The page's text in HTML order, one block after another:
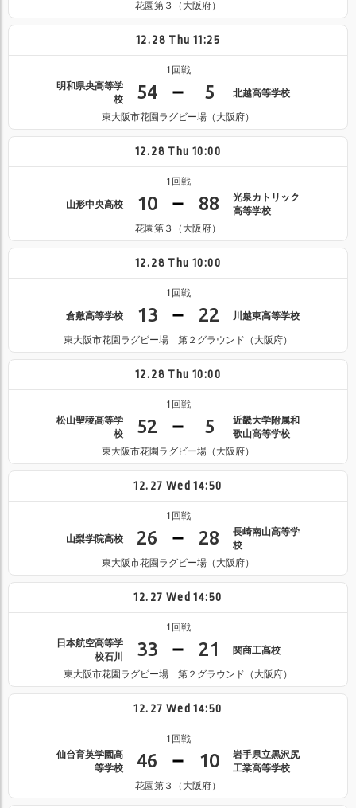
花園第３（大阪府）
12.28 Thu 11:25
1回戦
明和県央高等学
校
54 5 北越高等学校
東大阪市花園ラグビー場（大阪府）
12.28 Thu 10:00
1回戦
山形中央高校 10 88
光泉カトリック
高等学校
花園第３（大阪府）
12.28 Thu 10:00
1回戦
倉敷高等学校 13 22 川越東高等学校
東大阪市花園ラグビー場 第２グラウンド（大阪府）
12.28 Thu 10:00
1回戦
松山聖稜高等学
校
52 5
近畿大学附属和
歌山高等学校
東大阪市花園ラグビー場（大阪府）
12.27 Wed 14:50
1回戦
山梨学院高校 26 28
長崎南山高等学
校
東大阪市花園ラグビー場（大阪府）
12.27 Wed 14:50
1回戦
日本航空高等学
校石川
33 21 関商工高校
東大阪市花園ラグビー場 第２グラウンド（大阪府）
12.27 Wed 14:50
1回戦
仙台育英学園高
等学校
46 10
岩手県立黒沢尻
工業高等学校
花園第３（大阪府）